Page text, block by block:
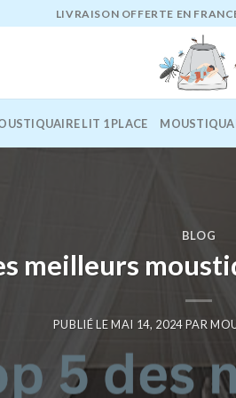
LIVRAISON OFFERTE EN
LIT 1 PLACE
BLOG
meilleurs
PUBLIÉ LEMAI 14, 2024PAR